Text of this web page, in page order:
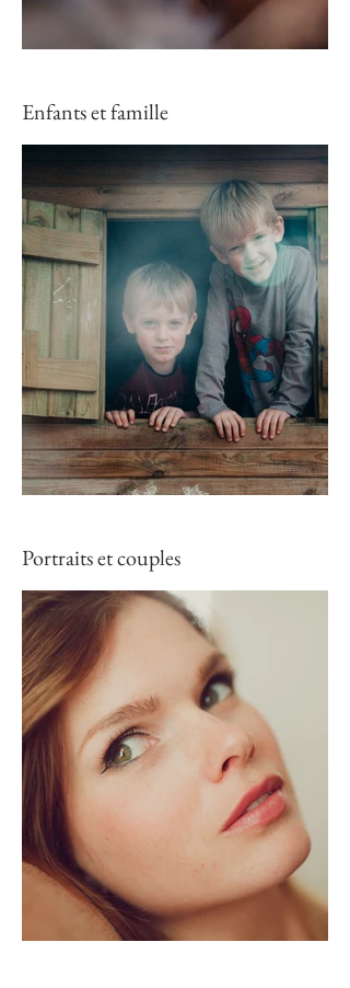
Enfants et famille
Portraits et couples